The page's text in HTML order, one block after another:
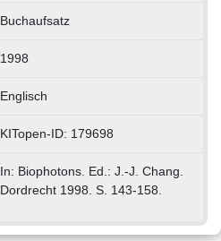
Buchaufsatz
1998
Englisch
KITopen-ID: 179698
In: Biophotons. Ed.: J.-J. Chang.
Dordrecht 1998. S. 143-158.